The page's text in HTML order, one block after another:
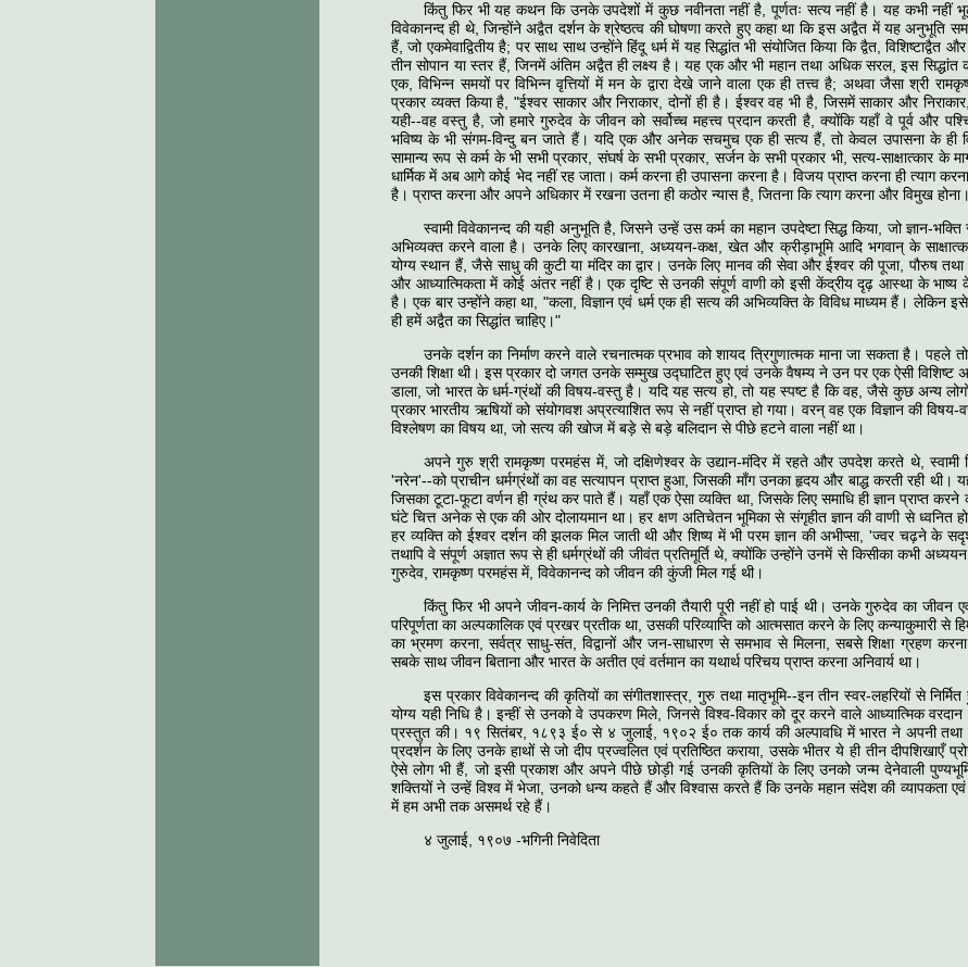
किंतु फिर भी यह कथन कि उनके उपदेशों में कुछ नवीनता नहीं है, पूर्णतः सत्य नहीं है। यह कभी नहीं
विवेकानन्द ही थे, जिन्होंने अद्वैत दर्शन के श्रेष्ठत्व की घोषणा करते हुए कहा था कि इस अद्वैत में यह अनुभूति
हैं, जो एकमेवाद्वितीय है; पर साथ साथ उन्होंने हिंदू धर्म में यह सिद्धांत भी संयोजित किया कि द्वैत, विशिष्टाद्वैत
तीन सोपान या स्तर हैं, जिनमें अंतिम अद्वैत ही लक्ष्य है। यह एक और भी महान तथा अधिक सरल, इस
एक, विभिन्न समयों पर विभिन्न वृत्तियों में मन के द्वारा देखे जाने वाला एक ही तत्त्व है; अथवा जैसा श्री
प्रकार व्यक्त किया है, "ईश्वर साकार और निराकार, दोनों ही है। ईश्वर वह भी है, जिसमें साकार और
यही--वह वस्तु है, जो हमारे गुरुदेव के जीवन को सर्वोच्च महत्त्व प्रदान करती है, क्योंकि यहाँ वे पूर्व और
भविष्य के भी संगम-विन्दु बन जाते हैं। यदि एक और अनेक सचमुच एक ही सत्य हैं, तो केवल उपासना के ही
सामान्य रूप से कर्म के भी सभी प्रकार, संघर्ष के सभी प्रकार, सर्जन के सभी प्रकार भी, सत्य-साक्षात्कार के
धार्मिक में अब आगे कोई भेद नहीं रह जाता। कर्म करना ही उपासना करना है। विजय प्राप्त करना ही त्याग
है। प्राप्त करना और अपने अधिकार में रखना उतना ही कठोर न्यास है, जितना कि त्याग करना और विमुख होना।
स्वामी विवेकानन्द की यही अनुभूति है, जिसने उन्हें उस कर्म का महान उपदेष्टा सिद्ध किया, जो ज्ञान-
अभिव्यक्त करने वाला है। उनके लिए कारखाना, अध्ययन-कक्ष, खेत और क्रीड़ाभूमि आदि भगवान् के
योग्य स्थान हैं, जैसे साधु की कुटी या मंदिर का द्वार। उनके लिए मानव की सेवा और ईश्वर की पूजा, पौरुष
और आध्यात्मिकता में कोई अंतर नहीं है। एक दृष्टि से उनकी संपूर्ण वाणी को इसी केंद्रीय दृढ़ आस्था के
है। एक बार उन्होंने कहा था, "कला, विज्ञान एवं धर्म एक ही सत्य की अभिव्यक्ति के विविध माध्यम हैं। लेकिन
ही हमें अद्वैत का सिद्धांत चाहिए।"
उनके दर्शन का निर्माण करने वाले रचनात्मक प्रभाव को शायद त्रिगुणात्मक माना जा सकता है।
उनकी शिक्षा थी। इस प्रकार दो जगत उनके सम्मुख उद्घाटित हुए एवं उनके वैषम्य ने उन पर एक ऐसी विशिष्ट
डाला, जो भारत के धर्म-ग्रंथों की विषय-वस्तु है। यदि यह सत्य हो, तो यह स्पष्ट है कि वह, जैसे कुछ अन्य
प्रकार भारतीय ऋषियों को संयोगवश अप्रत्याशित रूप से नहीं प्राप्त हो गया। वरन् वह एक विज्ञान की
विश्लेषण का विषय था, जो सत्य की खोज में बड़े से बड़े बलिदान से पीछे हटने वाला नहीं था।
अपने गुरु श्री रामकृष्ण परमहंस में, जो दक्षिणेश्वर के उद्यान-मंदिर में रहते और उपदेश करते थे, स्वामी
'नरेन'--को प्राचीन धर्मग्रंथों का वह सत्यापन प्राप्त हुआ, जिसकी माँग उनका हृदय और बाद्ध करती रही थी।
जिसका टूटा-फूटा वर्णन ही ग्रंथ कर पाते हैं। यहाँ एक ऐसा व्यक्ति था, जिसके लिए समाधि ही ज्ञान प्राप्त
घंटे चित्त अनेक से एक की ओर दोलायमान था। हर क्षण अतिचेतन भूमिका से संगृहीत ज्ञान की वाणी से ध्वनित
हर व्यक्ति को ईश्वर दर्शन की झलक मिल जाती थी और शिष्य में भी परम ज्ञान की अभीप्सा, 'ज्वर चढ़ने के
तथापि वे संपूर्ण अज्ञात रूप से ही धर्मग्रंथों की जीवंत प्रतिमूर्ति थे, क्योंकि उन्होंने उनमें से किसीका कभी
गुरुदेव, रामकृष्ण परमहंस में, विवेकानन्द को जीवन की कुंजी मिल गई थी।
किंतु फिर भी अपने जीवन-कार्य के निमित्त उनकी तैयारी पूरी नहीं हो पाई थी। उनके गुरुदेव का जीवन
परिपूर्णता का अल्पकालिक एवं प्रखर प्रतीक था, उसकी परिव्याप्ति को आत्मसात करने के लिए कन्याकुमारी से
का भ्रमण करना, सर्वत्र साधु-संत, विद्वानों और जन-साधारण से समभाव से मिलना, सबसे शिक्षा ग्रहण करना
सबके साथ जीवन बिताना और भारत के अतीत एवं वर्तमान का यथार्थ परिचय प्राप्त करना अनिवार्य था।
इस प्रकार विवेकानन्द की कृतियों का संगीतशास्त्र, गुरु तथा मातृभूमि--इन तीन स्वर-लहरियों से
योग्य यही निधि है। इन्हीं से उनको वे उपकरण मिले, जिनसे विश्व-विकार को दूर करने वाले आध्यात्मिक वरदान
प्रस्तुत की। १९ सितंबर, १८९३ ई० से ४ जुलाई, १९०२ ई० तक कार्य की अल्पावधि में भारत ने अपनी तथा
प्रदर्शन के लिए उनके हाथों से जो दीप प्रज्वलित एवं प्रतिष्ठित कराया, उसके भीतर ये ही तीन दीपशिखाएँ
ऐसे लोग भी हैं, जो इसी प्रकाश और अपने पीछे छोड़ी गई उनकी कृतियों के लिए उनको जन्म देनेवाली
शक्तियों ने उन्हें विश्व में भेजा, उनको धन्य कहते हैं और विश्वास करते हैं कि उनके महान संदेश की व्यापकता एवं
में हम अभी तक असमर्थ रहे हैं।
४ जुलाई, १९०७ -भगिनी निवेदिता